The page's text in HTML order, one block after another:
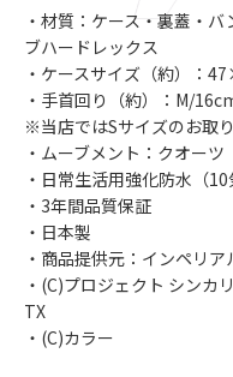
・材質：ケース・裏蓋・
ブハードレックス
・ケースサイズ（約）：
・手首回り（約）：M/
※当店ではSサイズのお取
・ムーブメント：クオー
・日常生活用強化防水（10
・3年間品質保証
・日本製
・商品提供元：インペリ
・(C)プロジェクト シンカ
TX
・(C)カラー